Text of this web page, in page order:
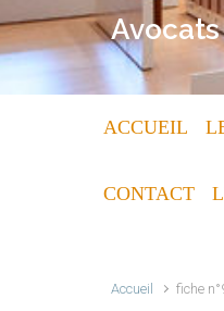
ACCUEIL
CONTACT
Accueil fiche